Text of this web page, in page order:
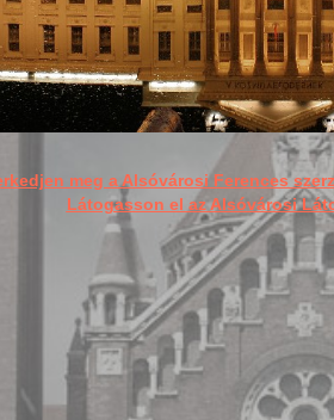
meg a Alsóvárosi Ferences
Látogasson el az Alsóvárosi